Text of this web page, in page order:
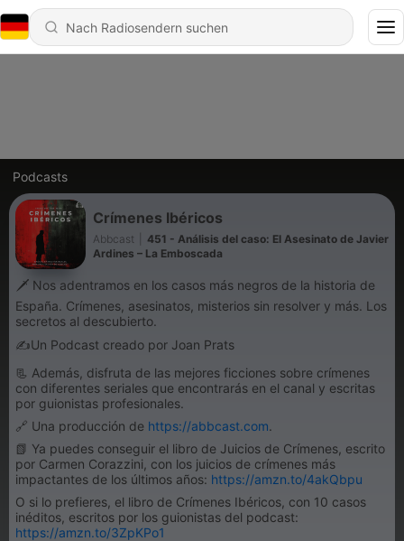
Podcasts
Crímenes Ibéricos
Abbcast
451 - Análisis del caso: El Asesinato de Javier
Ardines – La Emboscada
🗡️ Nos adentramos en los casos más negros de la historia de
España. Crímenes, asesinatos, misterios sin resolver y más. Los
secretos al descubierto.
✍Un Podcast creado por Joan Prats
📃 Además, disfruta de las mejores ficciones sobre crímenes
con diferentes seriales que encontrarás en el canal y escritas
por guionistas profesionales.
🔗 Una producción de https://abbcast.com.
📗 Ya puedes conseguir el libro de Juicios de Crímenes, escrito
por Carmen Corazzini, con los juicios de crímenes más
impactantes de los últimos años: https://amzn.to/4akQbpu
O si lo prefieres, el libro de Crímenes Ibéricos, con 10 casos
inéditos, escritos por los guionistas del podcast:
https://amzn.to/3ZpKPo1